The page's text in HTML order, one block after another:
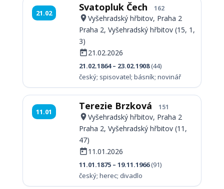
21.02 Svatopluk Čech 162
Vyšehradský hřbitov, Praha 2
Praha 2, Vyšehradský hřbitov (15, 1,
3)
21.02.2026
21.02.1864 – 23.02.1908(44)
český; spisovatel; básník; novinář
11.01 Terezie Brzková 151
Vyšehradský hřbitov, Praha 2
Praha 2, Vyšehradský hřbitov (11,
47)
11.01.2026
11.01.1875 – 19.11.1966(91)
český; herec; divadlo